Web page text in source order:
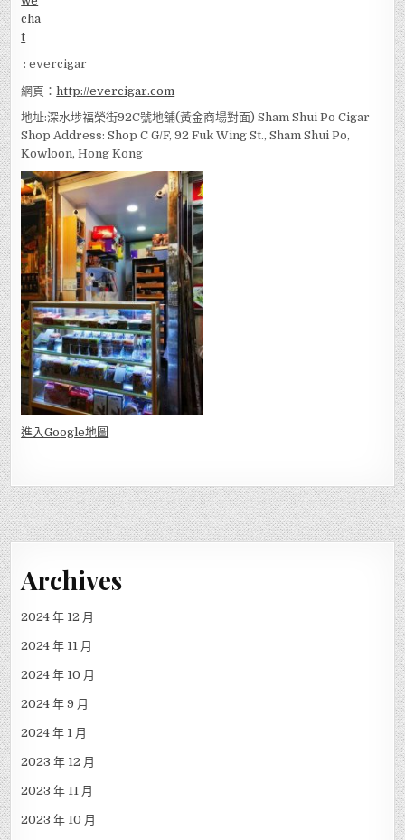
: evercigar
網頁：http://evercigar.com
地址:深水埗福榮街92C號地舖(黃金商場對面) Sham Shui Po Cigar
Shop Address: Shop C G/F, 92 Fuk Wing St., Sham Shui Po,
Kowloon, Hong Kong
進入Google地圖
Archives
2024 年 12 月
2024 年 11 月
2024 年 10 月
2024 年 9 月
2024 年 1 月
2023 年 12 月
2023 年 11 月
2023 年 10 月